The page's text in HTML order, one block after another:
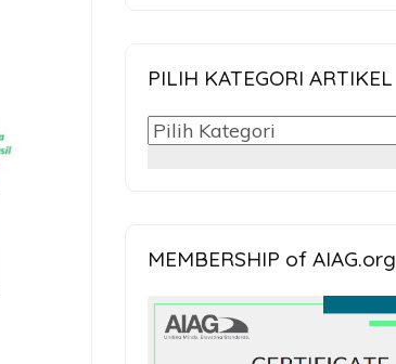
PILIH KATEGORI ARTIKEL
PILIH
MEMBERSHIP of AIAG.org